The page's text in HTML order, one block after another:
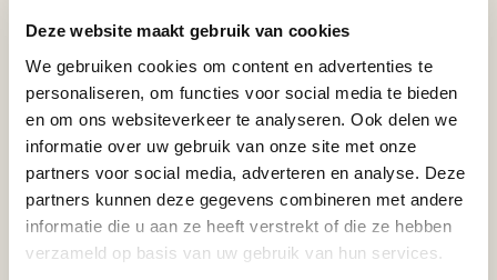
Deze website maakt gebruik van cookies
We gebruiken cookies om content en advertenties te
personaliseren, om functies voor social media te bieden
en om ons websiteverkeer te analyseren. Ook delen we
informatie over uw gebruik van onze site met onze
partners voor social media, adverteren en analyse. Deze
partners kunnen deze gegevens combineren met andere
informatie die u aan ze heeft verstrekt of die ze hebben
verzameld op basis van uw gebruik van hun services.
WIJ STAAN VOOR JE KLAAR!
033-4483000
Maandag t/m vrijdag | 08.00 - 17.00 uur
Klantenservice